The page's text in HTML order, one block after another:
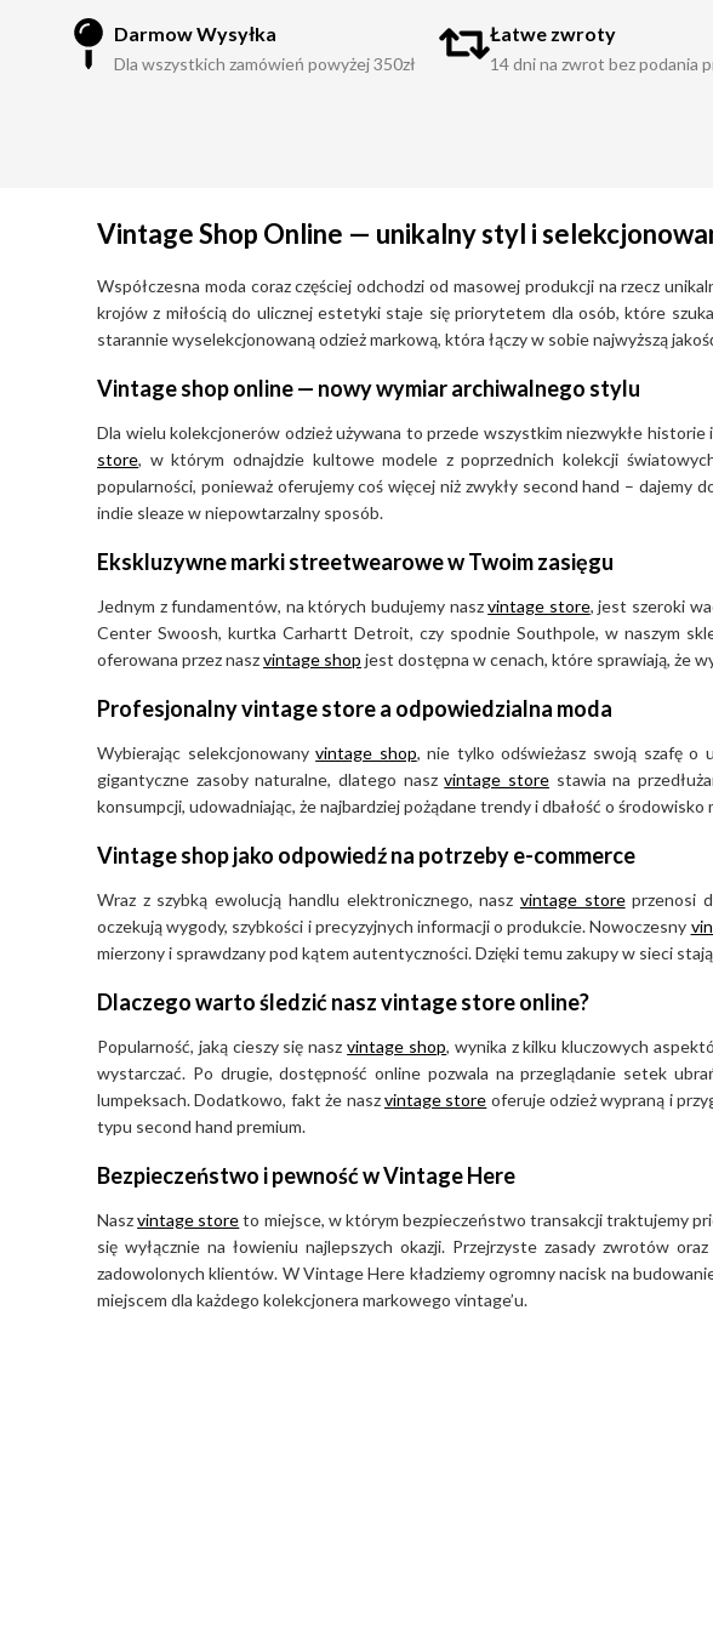
Darmow Wysyłka
Dla wszystkich zamówień powyżej 350zł
Łatwe zwroty
14 dni na zwrot bez podania
Vintage Shop Online — unikalny styl i
Współczesna moda coraz częściej odchodzi od masowej produkcji na rzecz
krojów z miłością do ulicznej estetyki staje się priorytetem dla osób, które
starannie wyselekcjonowaną odzież markową, która łączy w sobie najwyższą
Vintage shop online — nowy wymiar archiwalnego stylu
Dla wielu kolekcjonerów odzież używana to przede wszystkim niezwykłe
store, w którym odnajdzie kultowe modele z poprzednich kolekcji
popularności, ponieważ oferujemy coś więcej niż zwykły second hand –
indie sleaze w niepowtarzalny sposób.
Ekskluzywne marki streetwearowe w Twoim zasięgu
Jednym z fundamentów, na których budujemy naszvintage store, jest szeroki
Center Swoosh, kurtka Carhartt Detroit, czy spodnie Southpole, w naszym
oferowana przez naszvintage shop jest dostępna w cenach, które sprawiają, że
Profesjonalny vintage store a odpowiedzialna moda
Wybierając selekcjonowanyvintage shop, nie tylko odświeżasz swoją szafę o
gigantyczne zasoby naturalne, dlatego naszvintage storestawia na
konsumpcji, udowadniając, że najbardziej pożądane trendy i dbałość o
Vintage shop jako odpowiedź na potrzeby e-commerce
Wraz z szybką ewolucją handlu elektronicznego, nasz vintage storeprzenosi
oczekują wygody, szybkości i precyzyjnych informacji o produkcie. Nowoczesny
mierzony i sprawdzany pod kątem autentyczności. Dzięki temu zakupy w sieci
Dlaczego warto śledzić nasz vintage store online?
Popularność, jaką cieszy się naszvintage shop, wynika z kilku kluczowych
wystarczać. Po drugie, dostępność online pozwala na przeglądanie setek
lumpeksach. Dodatkowo, fakt że naszvintage store oferuje odzież wypraną i
typu second hand premium.
Bezpieczeństwo i pewność w Vintage Here
Naszvintage storeto miejsce, w którym bezpieczeństwo transakcji traktujemy
się wyłącznie na łowieniu najlepszych okazji. Przejrzyste zasady zwrotów
zadowolonych klientów. W Vintage Here kładziemy ogromny nacisk na
miejscem dla każdego kolekcjonera markowego vintage’u.